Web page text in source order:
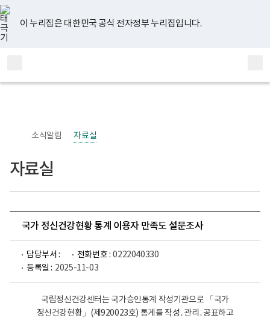
너
비
767px
이
하
이 누리집은 대한민국 공식 전자정부 누리집입니다.
지
검
메
홈
소식알림 자료실
자료실
국가 정신건강현황 통계 이용자 만족도 설문조사
담당부서 : 전화번호 : 0222040330
등록일 : 2025-11-03
국립정신건강센터는 국가승인통계 작성기관으로 「국가
정신건강현황」(제920023호) 통계를 작성․관리․공표하고
유
튜
브
페
이
스
북
인
스
타
그
램
블
로
그